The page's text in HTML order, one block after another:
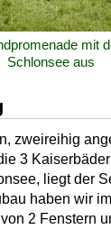
mit
Schlonsee aus
zweireihig
3
liegt der
haben wir
2 Fenstern